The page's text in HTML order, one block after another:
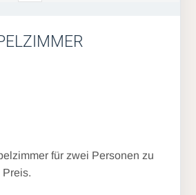
für zwei Personen zu
Preis.